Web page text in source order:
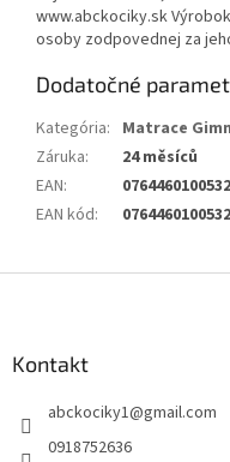
www.abckociky.sk
osoby zodpovednej za
Dodatočné
Kategória: Matrace
Záruka:
24 měsíců
EAN:
0764460100532
EAN kód: 0764460100532
Kontakt
abckociky1@gmail.com
0918752636